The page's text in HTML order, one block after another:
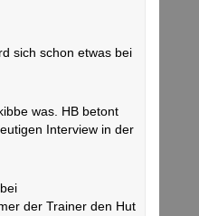
sich schon etwas bei
was. HB betont
Interview in der
der Trainer den Hut